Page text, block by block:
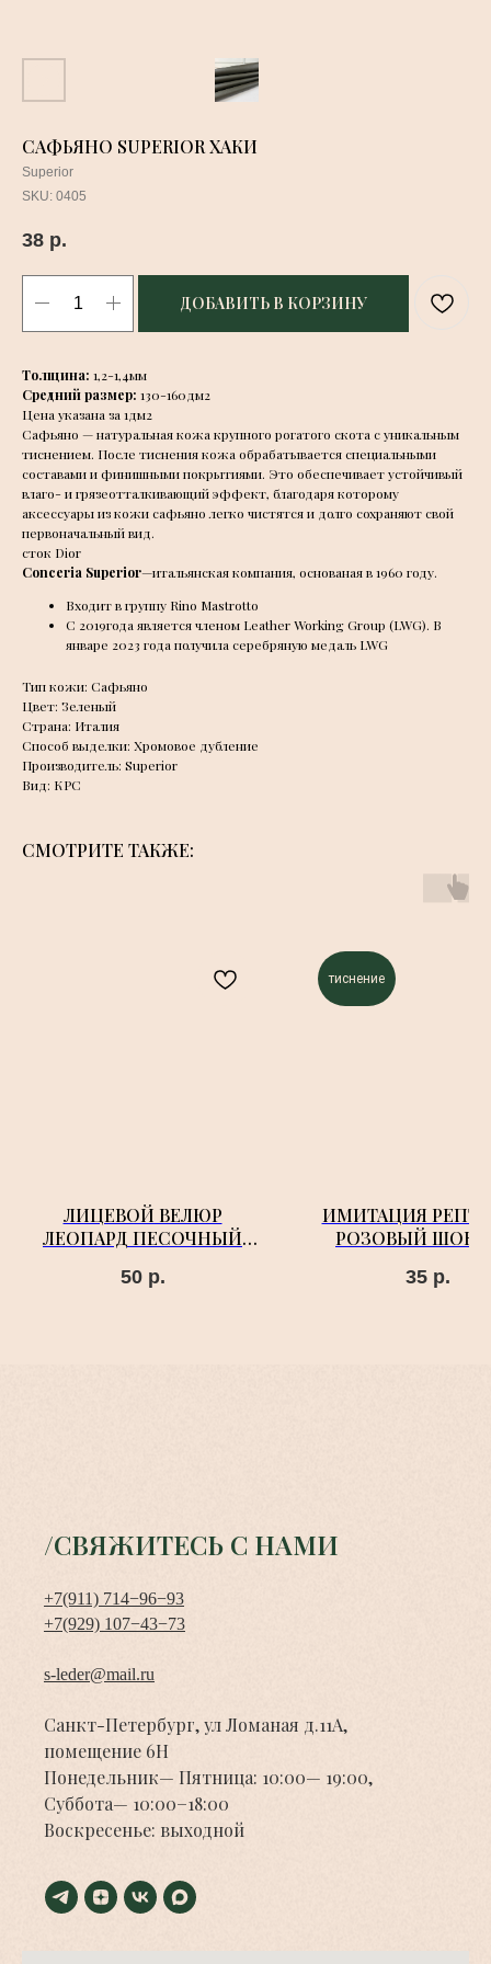
САФЬЯНО SUPERIOR ХАКИ
Superior
SKU: 0405
38 р.
ДОБАВИТЬ В КОРЗИНУ
Толщина: 1,2-1,4мм
Средний размер: 130-160дм2
Цена указана за 1дм2
Сафьяно — натуральная кожа крупного рогатого скота с уникальным
тиснением. После тиснения кожа обрабатывается специальными
составами и финишными покрытиями. Это обеспечивает устойчивый
влаго- и грязеотталкивающий эффект, благодаря которому
аксессуары из кожи сафьяно легко чистятся и долго сохраняют свой
первоначальный вид.
сток Dior
Conceria Superior—итальянская компания, основаная в 1960 году.
Входит в группу Rino Mastrotto
С 2019года является членом Leather Working Group (LWG). В
январе 2023 года получила серебряную медаль LWG
Тип кожи: Сафьяно
Цвет: Зеленый
Страна: Италия
Способ выделки: Хромовое дубление
Производитель: Superior
Вид: КРС
СМОТРИТЕ ТАКЖЕ:
ЛИЦЕВОЙ ВЕЛЮР
ЛЕОПАРД ПЕСОЧНЫЙ
50 р.
тиснение
ИМИТАЦИЯ
РОЗОВЫЙ
35 р.
/СВЯЖИТЕСЬ С НАМИ
+7(911) 714−96−93
+7(929) 107−43−73
s-leder@mail.ru
Санкт-Петербург, ул Ломаная д.11А,
помещение 6Н
Понедельник— Пятница: 10:00— 19:00,
Суббота— 10:00−18:00
Воскресенье: выходной